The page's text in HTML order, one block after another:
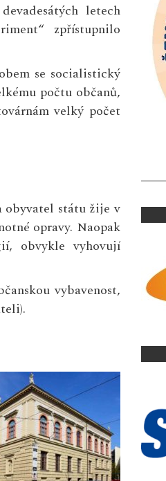
letech
zpřístupnilo
se socialistický
počtu občanů,
velký počet
obyvatel státu žije v
opravy. Naopak
obvykle vyhovují
vybavenost,